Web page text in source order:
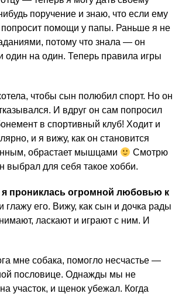
поручение и знаю, что если ему
попросит помощи у папы. Раньше я не
потому что знала — он
один на один. Теперь правила игры
чтобы сын полюбил спорт. Но он
И вдруг он сам попросил
в спортивный клуб! Ходит и
и я вижу, как он становится
обрастает мышцами
Смотрю
выбрал для себя такое хобби.
прониклась огромной любовью к
глажу его. Вижу, как сын и дочка рады
ласкают и играют с ним. И
мне собака, помогло несчастье —
пословице. Однажды мы не
участок, и щенок убежал. Когда